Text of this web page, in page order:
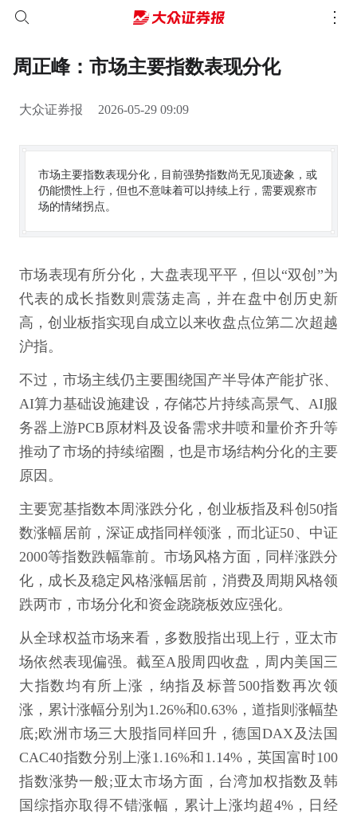
周正峰：市场主要指数表现分化
大众证券报 2026-05-29 09:09
市场主要指数表现分化，目前强势指数尚无见顶迹象，或
仍能惯性上行，但也不意味着可以持续上行，需要观察市
场的情绪拐点。
市场表现有所分化，大盘表现平平，但以“双创”为
代表的成长指数则震荡走高，并在盘中创历史新
高，创业板指实现自成立以来收盘点位第二次超越
沪指。
不过，市场主线仍主要围绕国产半导体产能扩张、
AI算力基础设施建设，存储芯片持续高景气、AI服
务器上游PCB原材料及设备需求井喷和量价齐升等
推动了市场的持续缩圈，也是市场结构分化的主要
原因。
主要宽基指数本周涨跌分化，创业板指及科创50指
数涨幅居前，深证成指同样领涨，而北证50、中证
2000等指数跌幅靠前。市场风格方面，同样涨跌分
化，成长及稳定风格涨幅居前，消费及周期风格领
跌两市，市场分化和资金跷跷板效应强化。
从全球权益市场来看，多数股指出现上行，亚太市
场依然表现偏强。截至A股周四收盘，周内美国三
大指数均有所上涨，纳指及标普500指数再次领
涨，累计涨幅分别为1.26%和0.63%，道指则涨幅垫
底;欧洲市场三大股指同样回升，德国DAX及法国
CAC40指数分别上涨1.16%和1.14%，英国富时100
指数涨势一般;亚太市场方面，台湾加权指数及韩
国综指亦取得不错涨幅，累计上涨均超4%，日经